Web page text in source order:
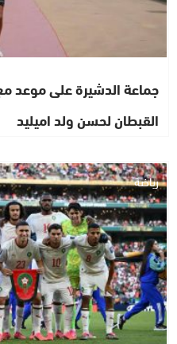
جماعة الدشيرة على موعد
القبطان لحسن ولد اميليد
رياضة